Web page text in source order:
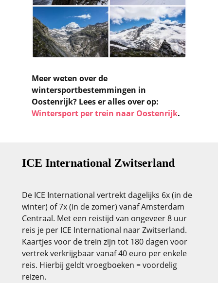
Meer weten over de
wintersportbestemmingen in
Oostenrijk? Lees er alles over op:
Wintersport per trein naar Oostenrijk.
ICE International Zwitserland
De ICE International vertrekt dagelijks 6x (in de
winter) of 7x (in de zomer) vanaf Amsterdam
Centraal. Met een reistijd van ongeveer 8 uur
reis je per ICE International naar Zwitserland.
Kaartjes voor de trein zijn tot 180 dagen voor
vertrek verkrijgbaar vanaf 40 euro per enkele
reis. Hierbij geldt vroegboeken = voordelig
reizen.